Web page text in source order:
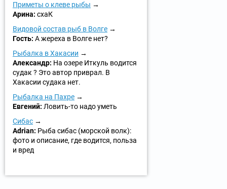
Приметы о клеве рыбы
Арина: схаК
Видовой состав рыб в Волге
Гость: А жереха в Волге нет?
Рыбалка в Хакасии
Александр: На озере Иткуль водится
судак ? Это автор приврал. В
Хакасии судака нет.
Рыбалка на Пахре
Евгений: Ловить-то надо уметь
Сибас
Adrian: Рыба сибас (морской волк):
фото и описание, где водится, польза
и вред